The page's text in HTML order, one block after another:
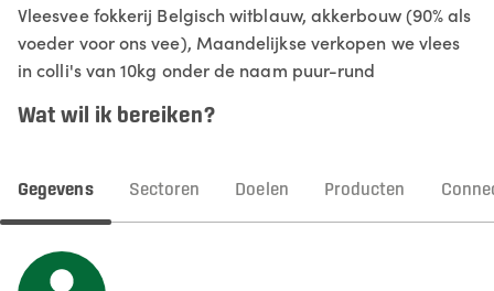
Vleesvee fokkerij Belgisch witblauw, akkerbouw (90% als
voeder voor ons vee), Maandelijkse verkopen we vlees
in colli's van 10kg onder de naam puur-rund
Wat wil ik bereiken?
Gegevens Sectoren Doelen Producten